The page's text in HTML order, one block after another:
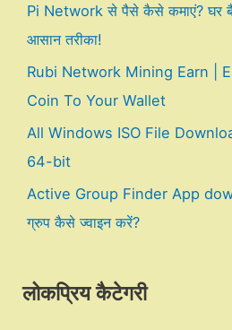
Pi Network से पैसे कैसे कमाएं? घर
आसान तरीका!
Rubi Network Mining Earn |
Coin To Your Wallet
All Windows ISO File
64-bit
Active Group Finder App
ग्रुप कैसे ज्वाइन करें?
लोकप्रिय कैटेगरी